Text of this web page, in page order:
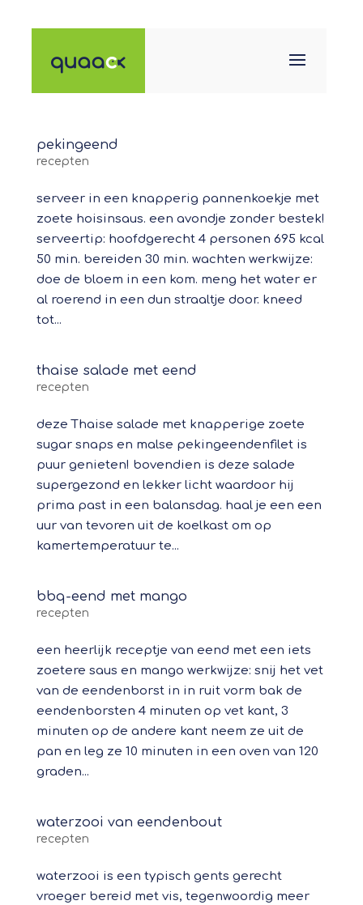
pekingeend
recepten
serveer in een knapperig pannenkoekje met
zoete hoisinsaus. een avondje zonder bestek!
serveertip: hoofdgerecht 4 personen 695 kcal
50 min. bereiden 30 min. wachten werkwijze:
doe de bloem in een kom. meng het water er
al roerend in een dun straaltje door. kneed
tot...
thaise salade met eend
recepten
deze Thaise salade met knapperige zoete
sugar snaps en malse pekingeendenfilet is
puur genieten! bovendien is deze salade
supergezond en lekker licht waardoor hij
prima past in een balansdag. haal je een een
uur van tevoren uit de koelkast om op
kamertemperatuur te...
bbq-eend met mango
recepten
een heerlijk receptje van eend met een iets
zoetere saus en mango werkwijze: snij het vet
van de eendenborst in in ruit vorm bak de
eendenborsten 4 minuten op vet kant, 3
minuten op de andere kant neem ze uit de
pan en leg ze 10 minuten in een oven van 120
graden...
waterzooi van eendenbout
recepten
waterzooi is een typisch gents gerecht
vroeger bereid met vis, tegenwoordig meer